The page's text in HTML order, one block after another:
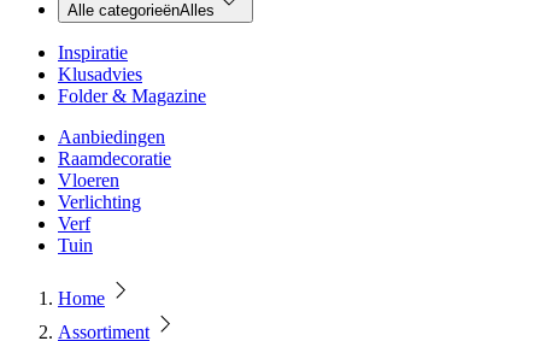
Alle categorieënAlles
Inspiratie
Klusadvies
Folder & Magazine
Aanbiedingen
Raamdecoratie
Vloeren
Verlichting
Verf
Tuin
Home
Assortiment